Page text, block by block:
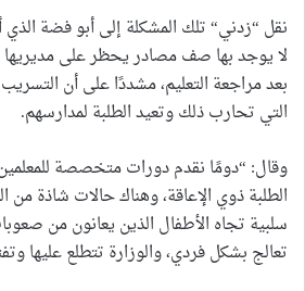
نقل “زدني“ تلك المشكلة إلى أبو فضة
لا يوجد بها صف مصادر يحظر على مديريها
بعد مراجعة التعليم، مشددًا على أن
التي تحارب ذلك وتعيد الطلبة لمدارسهم.
وقال: “دومًا نقدم دورات متخصصة للمعلمين
الطلبة ذوي الإعاقة، وهناك حالات شاذة من
سلبية تجاه الأطفال الذين يعانون من
تعالج بشكل فردي، والوزارة تتطلع عليها